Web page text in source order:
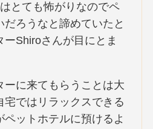
とても怖がりなのでペ
だろうなと諦めていたと
ーShiroさんが目にとま
ーに来てもらうことは大
宅ではリラックスできる
ペットホテルに預けるよ